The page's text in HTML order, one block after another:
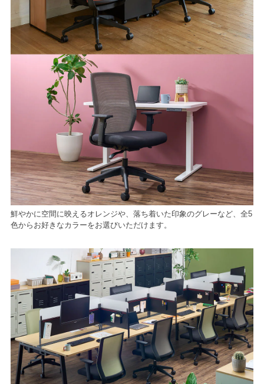
鮮やかに空間に映えるオレンジや、落ち着いた印象のグレーなど、全5
色からお好きなカラーをお選びいただけます。